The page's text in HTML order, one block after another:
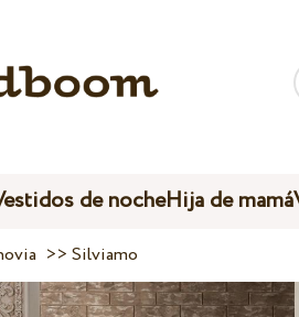
de nocheHija de mamá
>>Silviamo